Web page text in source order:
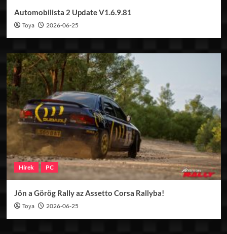
Automobilista 2 Update V1.6.9.81
Toya 2026-06-25
Hírek PC
Jön a Görög Rally az Assetto Corsa Rallyba!
Toya 2026-06-25